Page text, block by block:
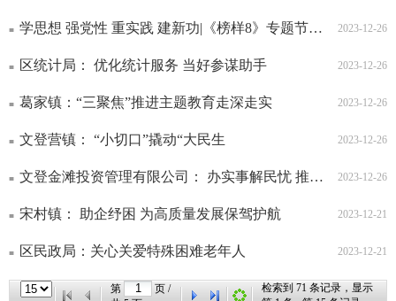
2023-12-26
学思想 强党性 重实践 建新功|《榜样8》专题节目在我区引起热烈反响
2023-12-26
区统计局： 优化统计服务 当好参谋助手
2023-12-26
葛家镇：“三聚焦”推进主题教育走深走实
2023-12-26
文登营镇： “小切口”撬动“大民生
2023-12-26
文登金滩投资管理有限公司： 办实事解民忧 推进主题教育走深走实
2023-12-21
宋村镇： 助企纾困 为高质量发展保驾护航
2023-12-21
区民政局：关心关爱特殊困难老年人
第
页 /
检索到 71 条记录，显示